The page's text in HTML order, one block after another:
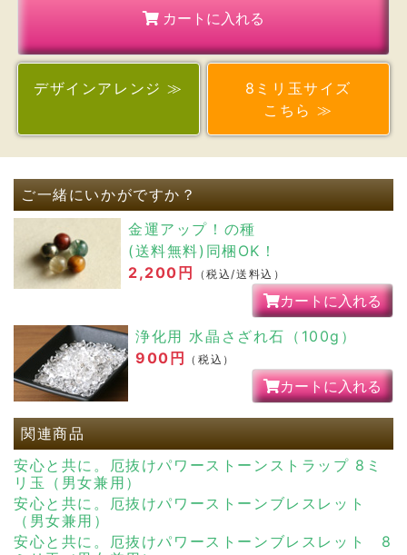
ご一緒にいかがですか？
金運アップ！の種
(送料無料)同梱OK！
2,200円
浄化用 水晶さざれ石（100g）
900円（税込）
安心と共に。厄抜けパワーストーンストラップ 8ミ
リ玉（男女兼用）
安心と共に。厄抜けパワーストーンブレスレット
（男女兼用）
ミリ玉（男女兼用）
商品検索